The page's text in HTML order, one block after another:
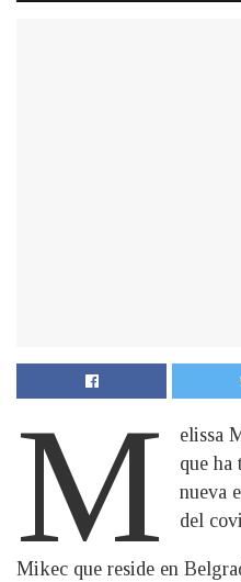
M
elissa
que ha
nueva
del
Mikec que reside en